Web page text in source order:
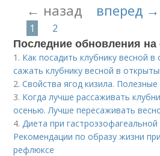
← назад вперед →
1 2
Последние обновления на
1. Как посадить клубнику весной в
сажать клубнику весной в
2.Свойства ягод кизила. Полезные
3. Когда лучше рассаживать
осенью. Лучше пересаживать
4. Диета при
Рекомендации по образу жизни
рефлюксе